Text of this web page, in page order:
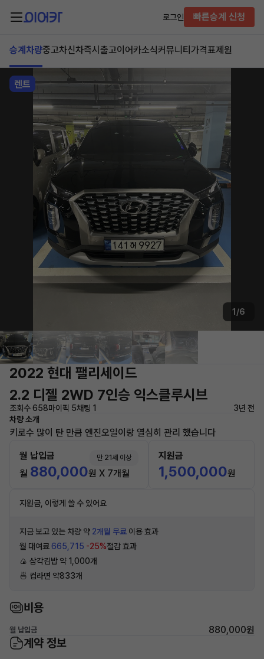
로그인 빠른승계 신청
승계차량중고차신차즉시출고이어카소식커뮤니티 가격표제원
렌트
1/6
2022 현대 팰리세이드
2.2 디젤 2WD 7인승 익스클루시브
조회수 658마이픽 5채팅 1
3년 전
차량 소개
키로수 많이 탄 만큼 엔진오일이랑 열심히 관리 했습니다
월 납입금 만 21세 이상
월 880,000원 X 7개월
지원금
1,500,000원
지원금, 이렇게 쓸 수 있어요
지금 보고 있는 차량 약 2개월 무료 이용 효과
월 대여료 665,715 -25%절감 효과
🍙 삼각김밥 약 1,000개
🍜 컵라면 약833개
비용
월 납입금 880,000원
계약 정보